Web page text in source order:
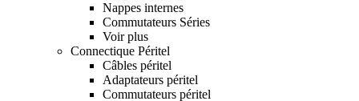
Nappes internes
Commutateurs Séries
Voir plus
Connectique Péritel
Câbles péritel
Adaptateurs péritel
Commutateurs péritel